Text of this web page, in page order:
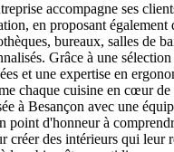
accompagne ses
en proposant également
bureaux, salles de
Grâce à une
et une expertise en
chaque cuisine en cœur
à Besançon avec une
point d'honneur à
créer des intérieurs qui leur